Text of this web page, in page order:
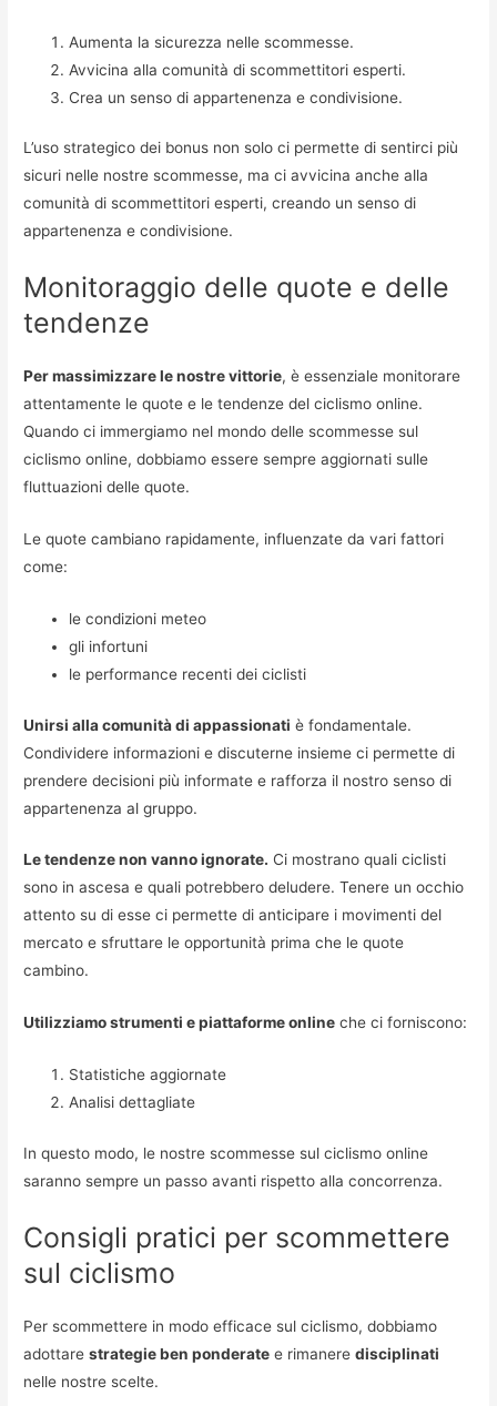
Aumenta la sicurezza nelle scommesse.
Avvicina alla comunità di scommettitori esperti.
Crea un senso di appartenenza e condivisione.
L’uso strategico dei bonus non solo ci permette di sentirci più
sicuri nelle nostre scommesse, ma ci avvicina anche alla
comunità di scommettitori esperti, creando un senso di
appartenenza e condivisione.
Monitoraggio delle quote e delle
tendenze
Per massimizzare le nostre vittorie, è essenziale monitorare
attentamente le quote e le tendenze del ciclismo online.
Quando ci immergiamo nel mondo delle scommesse sul
ciclismo online, dobbiamo essere sempre aggiornati sulle
fluttuazioni delle quote.
Le quote cambiano rapidamente, influenzate da vari fattori
come:
le condizioni meteo
gli infortuni
le performance recenti dei ciclisti
Unirsi alla comunità di appassionati è fondamentale.
Condividere informazioni e discuterne insieme ci permette di
prendere decisioni più informate e rafforza il nostro senso di
appartenenza al gruppo.
Le tendenze non vanno ignorate. Ci mostrano quali ciclisti
sono in ascesa e quali potrebbero deludere. Tenere un occhio
attento su di esse ci permette di anticipare i movimenti del
mercato e sfruttare le opportunità prima che le quote
cambino.
Utilizziamo strumenti e piattaforme online che ci forniscono:
Statistiche aggiornate
Analisi dettagliate
In questo modo, le nostre scommesse sul ciclismo online
saranno sempre un passo avanti rispetto alla concorrenza.
Consigli pratici per scommettere
sul ciclismo
Per scommettere in modo efficace sul ciclismo, dobbiamo
adottarestrategie ben ponderate e rimaneredisciplinati
nelle nostre scelte.